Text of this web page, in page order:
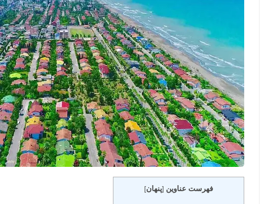
فهرست عناوین [پنهان]